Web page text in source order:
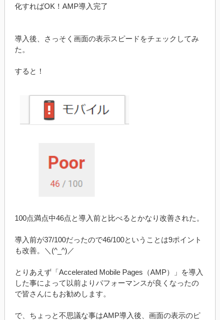
化すればOK！AMP導入完了
導入後、さっそく画面の表示スピードをチェックしてみ
た。
すると！
100点満点中46点と導入前と比べるとかなり改善された。
導入前が37/100だったので46/100ということは9ポイント
も改善。＼(^_^)／
とりあえず「Accelerated Mobile Pages（AMP）」を導入
した事によって以前よりパフォーマンスが良くなったの
で皆さんにもお勧めします。
で、ちょっと不思議な事はAMP導入後、画面の表示のピ